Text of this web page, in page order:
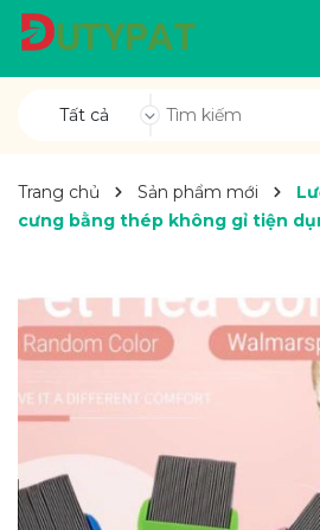
Tất cả
Trang chủ Sản phẩm mới
cưng bằng thép không gỉ tiện